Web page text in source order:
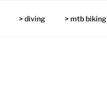
> diving > mtb biking